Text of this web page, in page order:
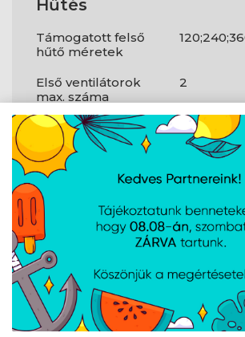
Hűtés
Támogatott felső
hűtő méretek
Első ventilátorok
max. száma
2
Kompatibilis
méretű első
ventilátorok
120 mm
Hátsó ventilátorok
max. száma
1
Kompatibilis
méretű hátsó
ventilátorok
120 mm
Felső ventilátorok
max. száma